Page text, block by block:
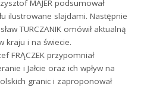
MAJER podsumował
ilustrowane slajdami. Następnie
TURCZANIK omówił aktualną
kraju i na świecie.
FRĄCZEK przypomniał
i Jałcie oraz ich wpływ na
granic i zaproponował